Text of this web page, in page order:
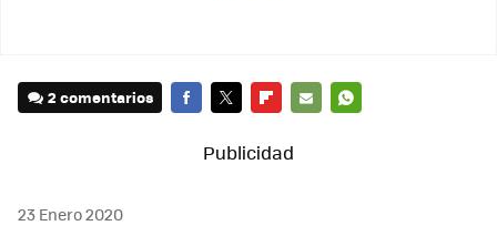
2 comentarios
MAIL
23 Enero 2020